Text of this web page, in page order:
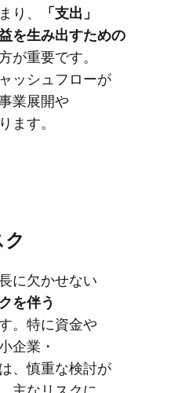
り、
​「支出」
を​生み出すための​
が​重要です。
ッシュフローが​
業展開や​
ます。
に​欠かせない​
を​伴う​
。​特に​資金や​
企業・
、​慎重な​検討が​